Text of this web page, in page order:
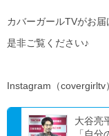
カバーガールTVがお届
是非ご覧ください♪
Instagram（covergirltv
大谷亮